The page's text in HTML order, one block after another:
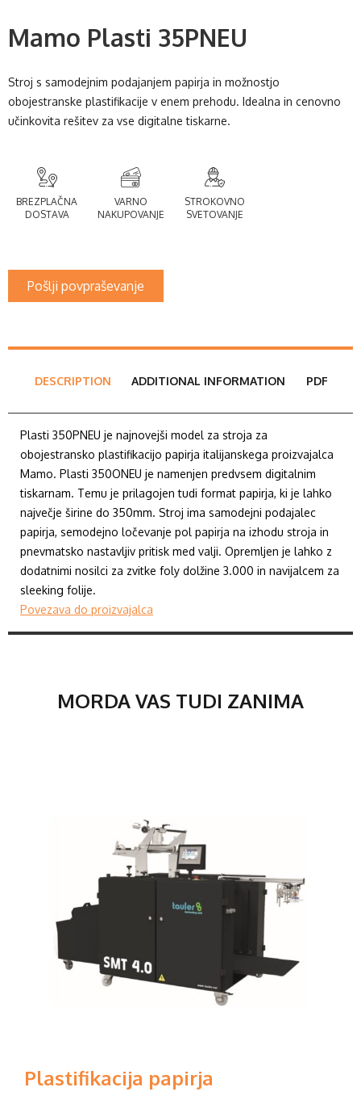
Mamo Plasti 35PNEU
Stroj s samodejnim podajanjem papirja in možnostjo
obojestranske plastifikacije v enem prehodu. Idealna in cenovno
učinkovita rešitev za vse digitalne tiskarne.
BREZPLAČNA
DOSTAVA
VARNO
NAKUPOVANJE
STROKOVNO
SVETOVANJE
Pošlji povpraševanje
DESCRIPTION ADDITIONAL INFORMATION PDF
Plasti 350PNEU je najnovejši model za stroja za
obojestransko plastifikacijo papirja italijanskega proizvajalca
Mamo. Plasti 350ONEU je namenjen predvsem digitalnim
tiskarnam. Temu je prilagojen tudi format papirja, ki je lahko
največje širine do 350mm. Stroj ima samodejni podajalec
papirja, semodejno ločevanje pol papirja na izhodu stroja in
pnevmatsko nastavljiv pritisk med valji. Opremljen je lahko z
dodatnimi nosilci za zvitke foly dolžine 3.000 in navijalcem za
sleeking folije.
Povezava do proizvajalca
MORDA VAS TUDI ZANIMA
Plastifikacija papirja